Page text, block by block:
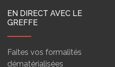
EN DIRECT AVEC LE
GREFFE
Faites vos formalités
dématérialisées